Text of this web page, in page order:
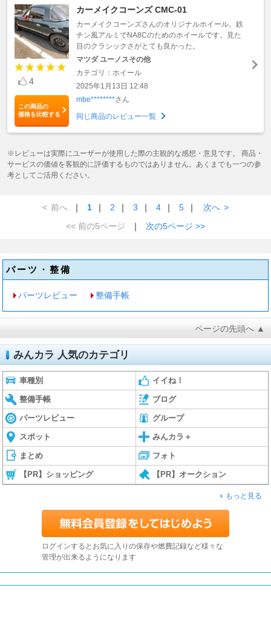
4
この商品の
価格を比較する
カーメイクコーンズ CMC-01
カーメイクコーンズさんのオリジナルホイール。鉄
チン風アルミでNA8Cのためのホイールです。見た
目のクラシックさがとても良かった。
マツダ ユーノスその他
カテゴリ：ホイール
2025年1月13日 12:48
mbe********さん
同じ商品のレビュー一覧
※レビューは実際にユーザーが使用した際の主観的な感想・意見です。 商品・
サービスの価値を客観的に評価するものではありません。あくまでも一つの参
考としてご活用ください。
< 前へ ｜ 1 ｜ 2 ｜ 3 ｜ 4 ｜ 5 ｜ 次へ >
<< 前の5ページ
｜ 次の5ページ >>
パーツ・整備
パーツレビュー 整備手帳
ページの先頭へ ▲
みんカラ 人気のカテゴリ
車種別 イイね！
整備手帳 ブログ
パーツレビュー グループ
スポット みんカラ＋
まとめ フォト
【PR】ショッピング 【PR】オークション
もっと見る
ログインするとお気に入りの保存や燃費記録など様々な
管理が出来るようになります